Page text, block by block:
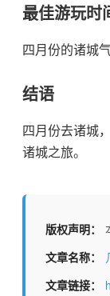
最佳游玩时
四月份的诸城
结语
四月份去诸城
诸城之旅。
版权声明：
文章名称：
文章链接：